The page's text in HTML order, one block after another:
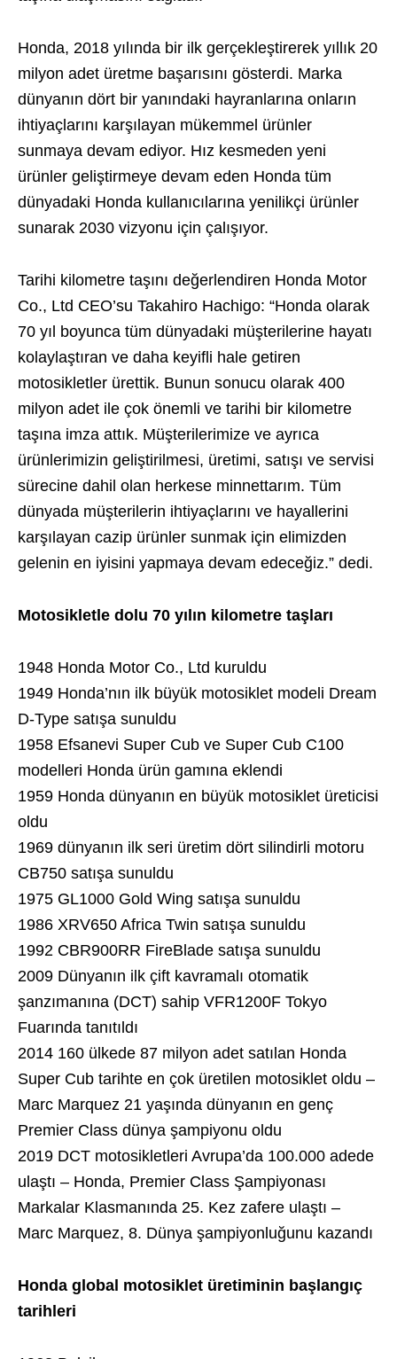
Honda, 2018 yılında bir ilk gerçekleştirerek yıllık 20
milyon adet üretme başarısını gösterdi. Marka
dünyanın dört bir yanındaki hayranlarına onların
ihtiyaçlarını karşılayan mükemmel ürünler
sunmaya devam ediyor. Hız kesmeden yeni
ürünler geliştirmeye devam eden Honda tüm
dünyadaki Honda kullanıcılarına yenilikçi ürünler
sunarak 2030 vizyonu için çalışıyor.
Tarihi kilometre taşını değerlendiren Honda Motor
Co., Ltd CEO’su Takahiro Hachigo: “Honda olarak
70 yıl boyunca tüm dünyadaki müşterilerine hayatı
kolaylaştıran ve daha keyifli hale getiren
motosikletler ürettik. Bunun sonucu olarak 400
milyon adet ile çok önemli ve tarihi bir kilometre
taşına imza attık. Müşterilerimize ve ayrıca
ürünlerimizin geliştirilmesi, üretimi, satışı ve servisi
sürecine dahil olan herkese minnettarım. Tüm
dünyada müşterilerin ihtiyaçlarını ve hayallerini
karşılayan cazip ürünler sunmak için elimizden
gelenin en iyisini yapmaya devam edeceğiz.” dedi.
Motosikletle dolu 70 yılın kilometre taşları
1948 Honda Motor Co., Ltd kuruldu
1949 Honda’nın ilk büyük motosiklet modeli Dream
D-Type satışa sunuldu
1958 Efsanevi Super Cub ve Super Cub C100
modelleri Honda ürün gamına eklendi
1959 Honda dünyanın en büyük motosiklet üreticisi
oldu
1969 dünyanın ilk seri üretim dört silindirli motoru
CB750 satışa sunuldu
1975 GL1000 Gold Wing satışa sunuldu
1986 XRV650 Africa Twin satışa sunuldu
1992 CBR900RR FireBlade satışa sunuldu
2009 Dünyanın ilk çift kavramalı otomatik
şanzımanına (DCT) sahip VFR1200F Tokyo
Fuarında tanıtıldı
2014 160 ülkede 87 milyon adet satılan Honda
Super Cub tarihte en çok üretilen motosiklet oldu –
Marc Marquez 21 yaşında dünyanın en genç
Premier Class dünya şampiyonu oldu
2019 DCT motosikletleri Avrupa’da 100.000 adede
ulaştı – Honda, Premier Class Şampiyonası
Markalar Klasmanında 25. Kez zafere ulaştı –
Marc Marquez, 8. Dünya şampiyonluğunu kazandı
Honda global motosiklet üretiminin başlangıç
tarihleri